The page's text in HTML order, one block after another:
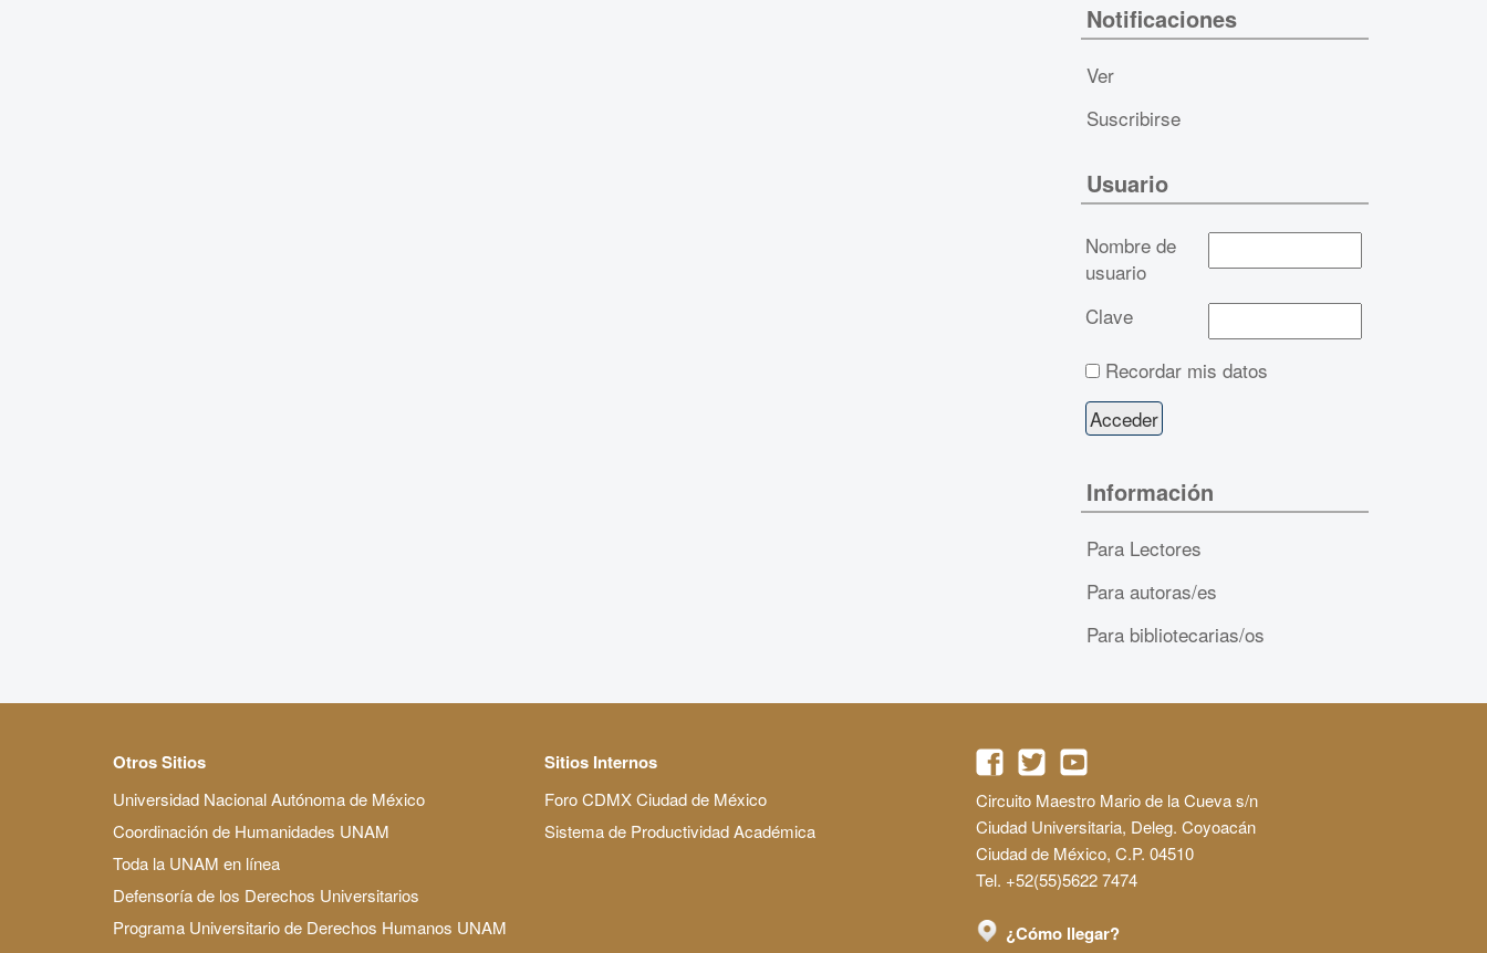
Notificaciones
Ver
Suscribirse
Usuario
Nombre de
usuario
Clave
Recordar mis datos
Información
Para Lectores
Para autoras/es
Para bibliotecarias/os
Otros Sitios
Universidad Nacional Autónoma de México
Coordinación de Humanidades UNAM
Toda la UNAM en línea
Defensoría de los Derechos Universitarios
Programa Universitario de Derechos Humanos UNAM
Sitios Internos
Foro CDMX Ciudad de México
Sistema de Productividad Académica
Circuito Maestro Mario de la Cueva s/n
Ciudad Universitaria, Deleg. Coyoacán
Ciudad de México, C.P. 04510
Tel. +52(55)5622 7474
¿Cómo llegar?